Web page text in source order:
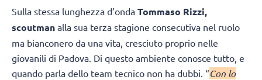
Sulla stessa lunghezza d’onda Tommaso Rizzi,
scoutman alla sua terza stagione consecutiva nel ruolo
ma bianconero da una vita, cresciuto proprio nelle
giovanili di Padova. Di questo ambiente conosce tutto, e
quando parla dello team tecnico non ha dubbi. “Con lo